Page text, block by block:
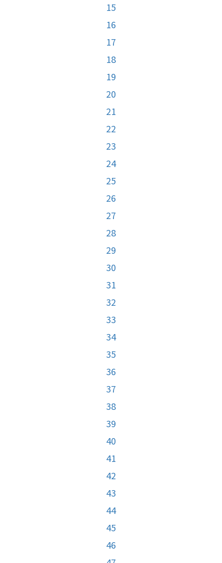
15
16
17
18
19
20
21
22
23
24
25
26
27
28
29
30
31
32
33
34
35
36
37
38
39
40
41
42
43
44
45
46